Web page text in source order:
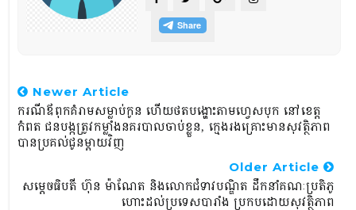
Newer Article
ករណីឪពុកគំរាមសម្លាប់កូន ហើយថតបង្ហោះតាមហ្វេសបុក នៅខេត្ត
កំពត ជនបង្កត្រូវកម្លាំងនគរបាលចាប់ខ្លួន, ក្មេងរងគ្រោះមានសុវត្ថិភាព
បានប្រគល់ជូនម្ដាយវិញ
Older Article
សម្តេចធិបតី ហ៊ុន ម៉ាណែត និងលោកជំទាវបណ្ឌិត ដឹកនាំគណៈប្រតិភូ
ហោះដល់ប្រទេសបារាំង ប្រកបដោយសុវត្ថិភាព